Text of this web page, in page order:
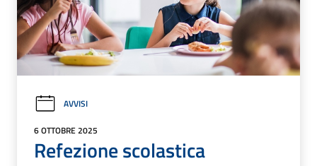
AVVISI
6 OTTOBRE 2025
Refezione scolastica